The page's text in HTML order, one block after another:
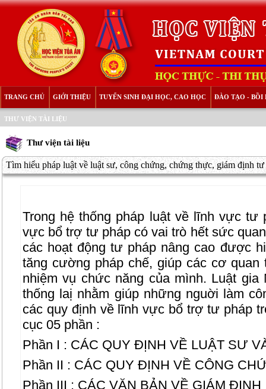
TRANG CHỦ GIỚI THIỆU TUYỂN SINH ĐẠI HỌC, CAO HỌC ĐÀO TẠO - BỒI
THƯ VIỆN TÀI LIỆU
Thư viện tài liệu
Tìm hiểu pháp luật về luật sư, công chứng, chứng thực, giám định tư
Trong hệ thống pháp luật về lĩnh vực tư
vực bổ trợ tư pháp có vai trò hết sức
các hoạt động tư pháp nâng cao được
tăng cường pháp chế, giúp các cơ
nhiệm vụ chức năng của mình. Luật
thống laị nhằm giúp những nguời làm
các quy định về lĩnh vực bổ trợ tư pháp
cục 05 phần :
Phần I : CÁC QUY ĐỊNH VỀ LUẬT SƯ
Phần II : CÁC QUY ĐỊNH VỀ CÔNG
Phần III : CÁC VĂN BẢN VỀ GIÁM ĐỊNH